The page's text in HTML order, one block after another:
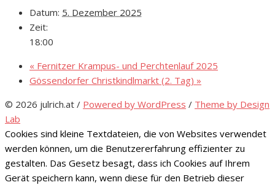
Datum: 5. Dezember 2025
Zeit:
18:00
« Fernitzer Krampus- und Perchtenlauf 2025
Gössendorfer Christkindlmarkt (2. Tag) »
© 2026 julrich.at / Powered by WordPress / Theme by Design
Lab
Cookies sind kleine Textdateien, die von Websites verwendet
werden können, um die Benutzererfahrung effizienter zu
gestalten. Das Gesetz besagt, dass ich Cookies auf Ihrem
Gerät speichern kann, wenn diese für den Betrieb dieser